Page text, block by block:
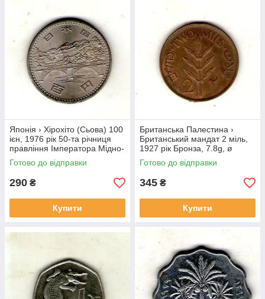
Японія › Хірохіто (Сьова) 100
ієн, 1976 рік 50-та річниця
правління Імператора Мідно-
нікелевий сплав, 12g, ø
30mm №3974
Готово до відправки
290 ₴
Купити
Британська Палестина ›
Британський мандат 2 міль,
1927 рік Бронза, 7.8g, ø
28mm №1852
Готово до відправки
345 ₴
Купити